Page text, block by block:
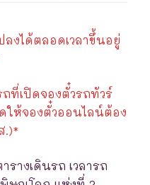
งได้ตลอดเวลาขึ้นอยู่
ถที่เปิดจองตั๋วรถทัวร์
ให้จองตั๋วออนไลน์ต้อง
.)*
รางเดินรถ เวลารถ